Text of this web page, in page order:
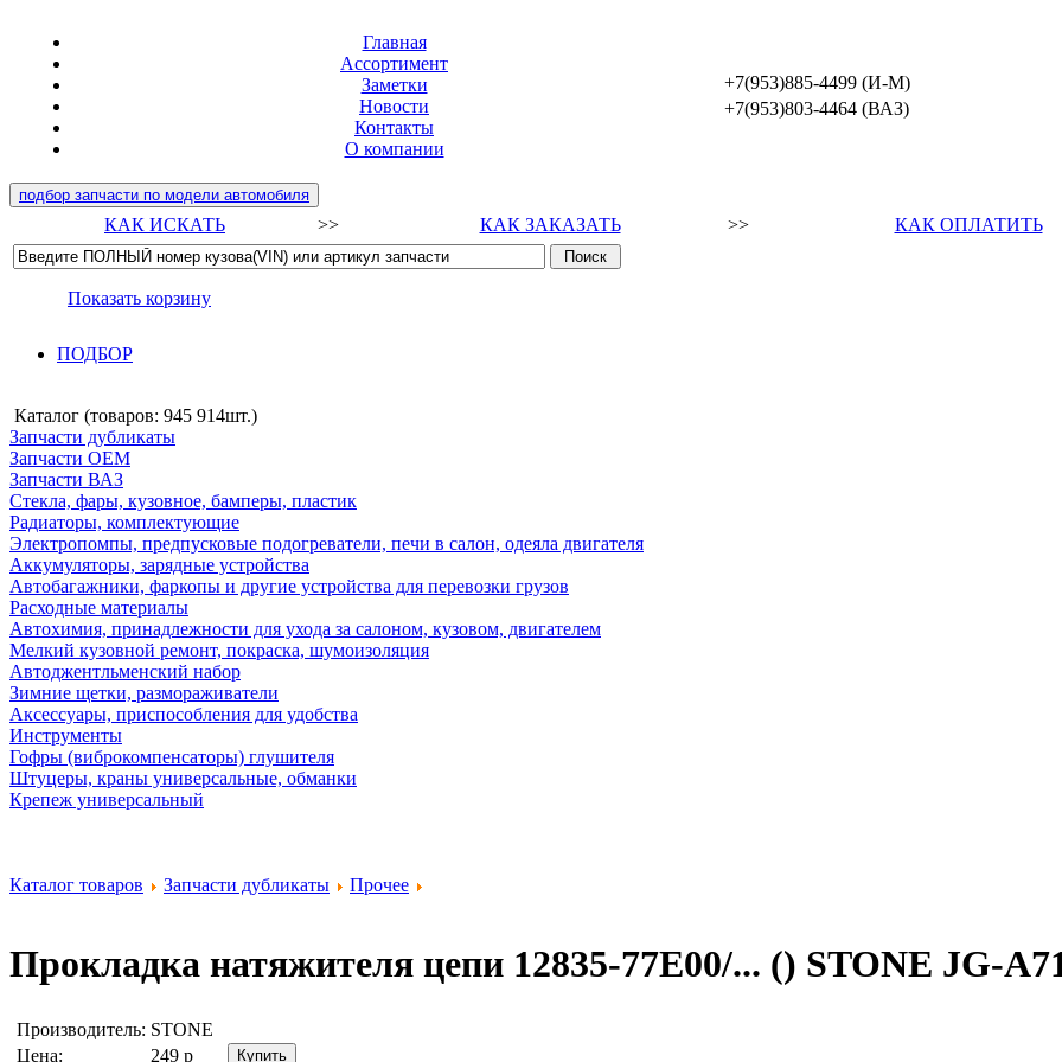
Главная
Ассортимент
Заметки
Новости
Контакты
О компании
+7(953)885-4499 (И-М)
+7(953)803-4464 (ВАЗ)
подбор запчасти по модели автомобиля
КАК ИСКАТЬ >> КАК ЗАКАЗАТЬ >> КАК ОПЛАТИТЬ
Показать корзину
ПОДБОР
Каталог (товаров: 945 914шт.)
Запчасти дубликаты
Запчасти ОЕМ
Запчасти ВАЗ
Стекла, фары, кузовное, бамперы, пластик
Радиаторы, комплектующие
Электропомпы, предпусковые подогреватели, печи в салон, одеяла двигателя
Аккумуляторы, зарядные устройства
Автобагажники, фаркопы и другие устройства для перевозки грузов
Расходные материалы
Автохимия, принадлежности для ухода за салоном, кузовом, двигателем
Мелкий кузовной ремонт, покраска, шумоизоляция
Автоджентльменский набор
Зимние щетки, размораживатели
Аксессуары, приспособления для удобства
Инструменты
Гофры (виброкомпенсаторы) глушителя
Штуцеры, краны универсальные, обманки
Крепеж универсальный
Каталог товаров Запчасти дубликаты Прочее
Прокладка натяжителя цепи 12835-77E00/... () STONE JG-
Производитель: STONE
Цена:
249 р